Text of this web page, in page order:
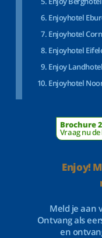
Enjoyhotel
Enjoyhotel
Enjoyhotel
Enjoy
Enjoyhotel
Brochure
Vraag nu
Enjoy!
Meld je aan
Ontvang als
en